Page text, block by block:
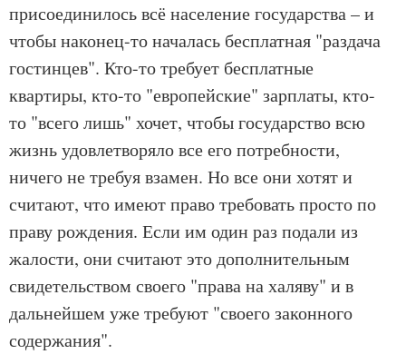
присоединилось всё население государства – и
чтобы наконец-то началась бесплатная "раздача
гостинцев". Кто-то требует бесплатные
квартиры, кто-то "европейские" зарплаты, кто-
то "всего лишь" хочет, чтобы государство всю
жизнь удовлетворяло все его потребности,
ничего не требуя взамен. Но все они хотят и
считают, что имеют право требовать просто по
праву рождения. Если им один раз подали из
жалости, они считают это дополнительным
свидетельством своего "права на халяву" и в
дальнейшем уже требуют "своего законного
содержания".